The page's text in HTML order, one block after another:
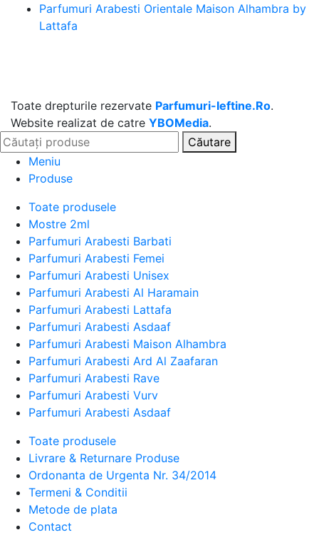
Parfumuri Arabesti Orientale Maison Alhambra by
Lattafa
Toate drepturile rezervate Parfumuri-Ieftine.Ro.
Website realizat de catre YBOMedia.
Căutare
Meniu
Produse
Toate produsele
Mostre 2ml
Parfumuri Arabesti Barbati
Parfumuri Arabesti Femei
Parfumuri Arabesti Unisex
Parfumuri Arabesti Al Haramain
Parfumuri Arabesti Lattafa
Parfumuri Arabesti Asdaaf
Parfumuri Arabesti Maison Alhambra
Parfumuri Arabesti Ard Al Zaafaran
Parfumuri Arabesti Rave
Parfumuri Arabesti Vurv
Parfumuri Arabesti Asdaaf
Toate produsele
Livrare & Returnare Produse
Ordonanta de Urgenta Nr. 34/2014
Termeni & Conditii
Metode de plata
Contact